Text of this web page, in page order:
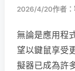
2026/4/20作者：
無論是應用程
望以鍵鼠享受
擬器已成為許